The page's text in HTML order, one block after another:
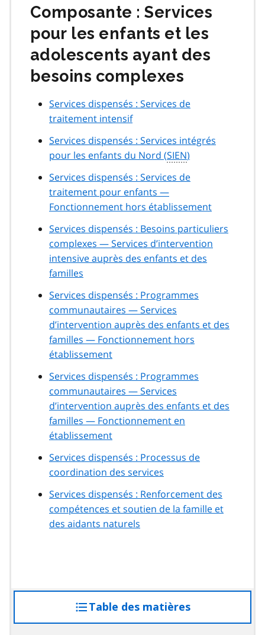
Composante : Services
pour les enfants et les
adolescents ayant des
besoins complexes
Services dispensés : Services de
traitement intensif
Services dispensés : Services intégrés
pour les enfants du Nord (SIEN)
Services dispensés : Services de
traitement pour enfants —
Fonctionnement hors établissement
Services dispensés : Besoins particuliers
complexes — Services d’intervention
intensive auprès des enfants et des
familles
Services dispensés : Programmes
communautaires — Services
d’intervention auprès des enfants et des
familles — Fonctionnement hors
établissement
Services dispensés : Programmes
communautaires — Services
d’intervention auprès des enfants et des
familles — Fonctionnement en
établissement
Services dispensés : Processus de
coordination des services
Services dispensés : Renforcement des
compétences et soutien de la famille et
des aidants naturels
Table des matières
à